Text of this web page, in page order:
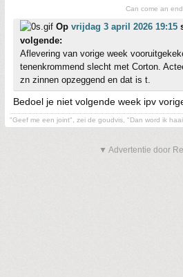
Can come an end
Op vrijdag 3 april 2026 19:15
volgende:
Aflevering van vorige week
tenenkrommend slecht met Corton.
zn zinnen opzeggend en dat is t.
Bedoel je niet volgende week ipv
"Geef me een joint", zei de goudvis, "Dan word ik
▼ Advertentie door